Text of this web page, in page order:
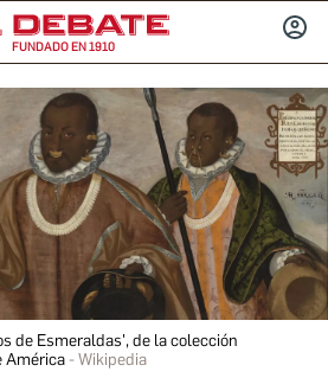
FUNDADO EN 1910
de Esmeraldas', de la colección
América
Wikipedia